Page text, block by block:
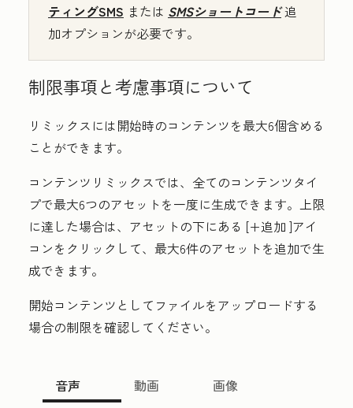
ティングSMS または SMSショートコード追
加オプションが必要です。
制限事項と考慮事項について
リミックスには開始時のコンテンツを最大6個含める
ことができます。
コンテンツリミックスでは、全てのコンテンツタイ
プで最大6つのアセットを一度に生成できます。上限
に達した場合は、アセットの下にある [+追加 ]アイ
コンをクリックして、最大6件のアセットを追加で生
成できます。
開始コンテンツとしてファイルをアップロードする
場合の制限を確認してください。
音声 動画 画像